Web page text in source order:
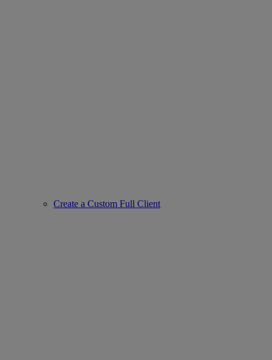
Create a Custom Full Client